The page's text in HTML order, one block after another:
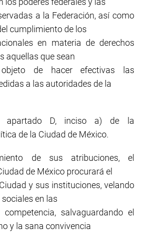
a la Federación, así como
cumplimiento de los
en materia de derechos
aquellas que sean
de hacer efectivas las
a las autoridades de la
apartado D, inciso a) de la
de la Ciudad de México.
de sus atribuciones, el
de México procurará el
y sus instituciones, velando
en las
salvaguardando el
y la sana convivencia